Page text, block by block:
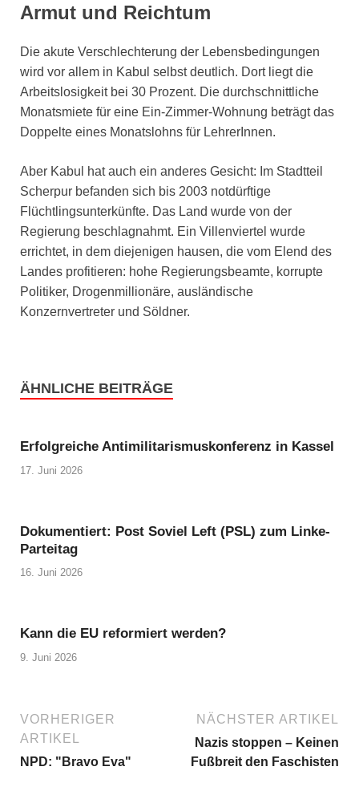
Armut und Reichtum
Die akute Verschlechterung der Lebensbedingungen
wird vor allem in Kabul selbst deutlich. Dort liegt die
Arbeitslosigkeit bei 30 Prozent. Die durchschnittliche
Monatsmiete für eine Ein-Zimmer-Wohnung beträgt das
Doppelte eines Monatslohns für LehrerInnen.
Aber Kabul hat auch ein anderes Gesicht: Im Stadtteil
Scherpur befanden sich bis 2003 notdürftige
Flüchtlingsunterkünfte. Das Land wurde von der
Regierung beschlagnahmt. Ein Villenviertel wurde
errichtet, in dem diejenigen hausen, die vom Elend des
Landes profitieren: hohe Regierungsbeamte, korrupte
Politiker, Drogenmillionäre, ausländische
Konzernvertreter und Söldner.
ÄHNLICHE BEITRÄGE
Erfolgreiche Antimilitarismuskonferenz in Kassel
17. Juni 2026
Dokumentiert: Post Soviel Left (PSL) zum Linke-
Parteitag
16. Juni 2026
Kann die EU reformiert werden?
9. Juni 2026
VORHERIGER
ARTIKEL
NPD: "Bravo Eva"
NÄCHSTER ARTIKEL
Nazis stoppen – Keinen
Fußbreit den Faschisten